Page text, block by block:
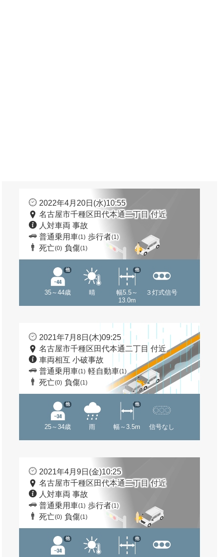
2022年4月20日(水)10:55
名古屋市千種区田代本通二丁目 付近
人対車両 事故
普通乗用車(1) 歩行者(1)
死亡(0) 負傷(1)
35～44歳
他
晴
幅5.5～
13.0m
他
３灯式信号
2021年7月8日(木)09:25
名古屋市千種区田代本通二丁目 付近
車両相互 小破事故
普通乗用車(1) 軽自動車(1)
死亡(0) 負傷(1)
25～34歳
他
雨 幅～3.5m
他
信号なし
2021年4月9日(金)10:25
名古屋市千種区田代本通二丁目 付近
人対車両 事故
普通乗用車(1) 歩行者(1)
死亡(0) 負傷(1)
他 他